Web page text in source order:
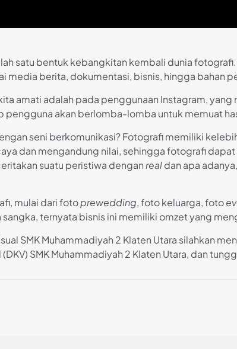
satu bentuk kebangkitan kembali dunia
media berita, dokumentasi, bisnis, hingga bahan
amati adalah pada penggunaan Instagram, yang
pengguna akan berlomba-lomba untuk memuat
seni berkomunikasi? Fotografi memiliki
dan mengandung nilai, sehingga fotografi
suatu peristiwa denganrealdan apa
mulai dari fotoprewedding, foto keluarga, foto
ternyata bisnis ini memiliki omzet yang
SMK Muhammadiyah 2 Klaten Utara silahkan
SMK Muhammadiyah 2 Klaten Utara, dan